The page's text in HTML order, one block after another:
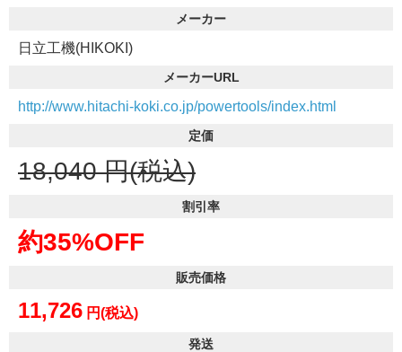
メーカー
日立工機(HIKOKI)
メーカーURL
http://www.hitachi-koki.co.jp/powertools/index.html
定価
18,040 円(税込)
割引率
約35%OFF
販売価格
11,726 円(税込)
発送